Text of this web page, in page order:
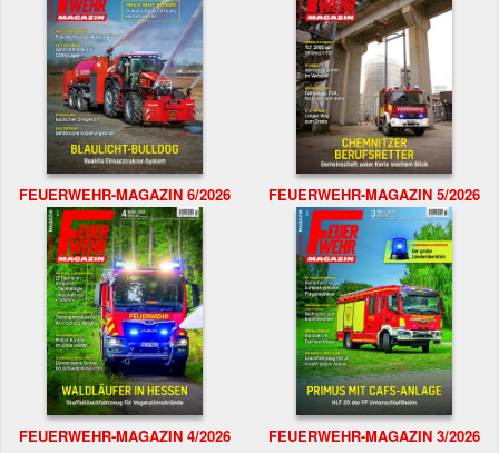
FEUERWEHR-MAGAZIN 6/2026 FEUERWEHR-MAGAZIN 5/2026
FEUERWEHR-MAGAZIN 4/2026 FEUERWEHR-MAGAZIN 3/2026